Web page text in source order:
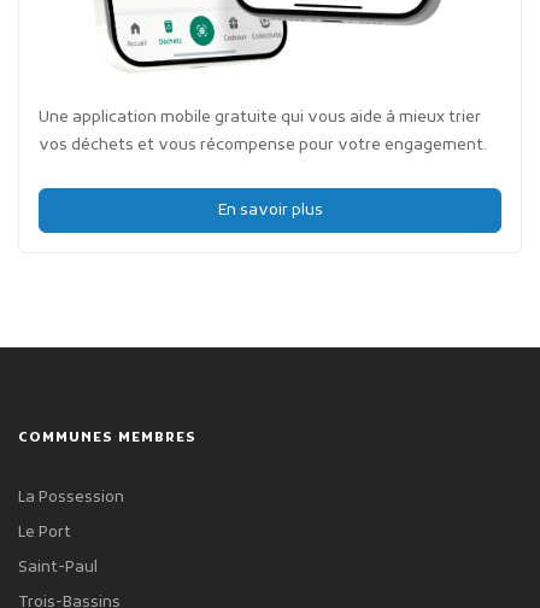
Une application mobile gratuite qui vous aide à mieux trier
vos déchets et vous récompense pour votre engagement.
En savoir plus
COMMUNES MEMBRES
La Possession
Le Port
Saint-Paul
Trois-Bassins